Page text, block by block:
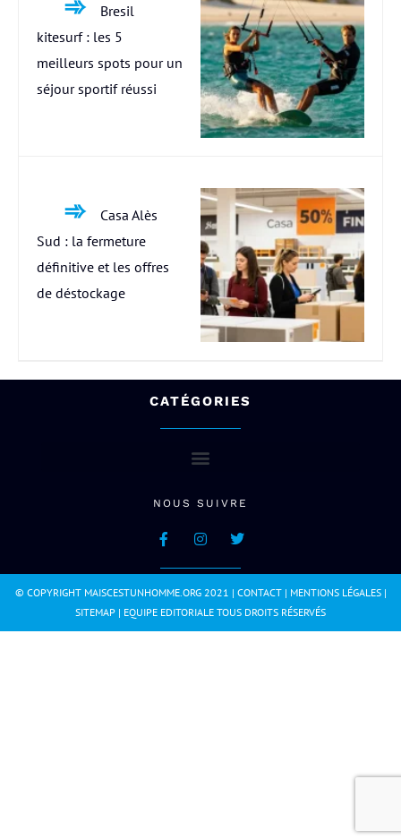
Bresil
kitesurf : les 5
meilleurs spots pour un
séjour sportif réussi
Casa Alès
Sud : la fermeture
définitive et les offres
de déstockage
CATÉGORIES
NOUS SUIVRE
© COPYRIGHT MAISCESTUNHOMME.ORG 2021 | CONTACT| MENTIONS LÉGALES|
SITEMAP | EQUIPE EDITORIALE TOUS DROITS RÉSERVÉS